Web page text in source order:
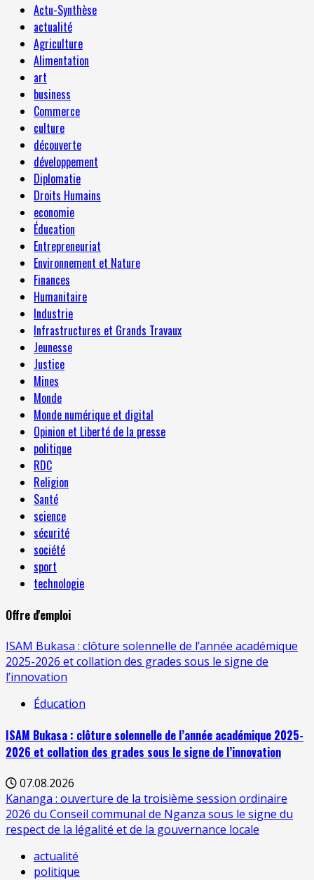
Actu-Synthèse
actualité
Agriculture
Alimentation
art
business
Commerce
culture
découverte
développement
Diplomatie
Droits Humains
economie
Éducation
Entrepreneuriat
Environnement et Nature
Finances
Humanitaire
Industrie
Infrastructures et Grands Travaux
Jeunesse
Justice
Mines
Monde
Monde numérique et digital
Opinion et Liberté de la presse
politique
RDC
Religion
Santé
science
sécurité
société
sport
technologie
Offre d'emploi
ISAM Bukasa : clôture solennelle de l’année académique
2025-2026 et collation des grades sous le signe de
l’innovation
Éducation
ISAM Bukasa : clôture solennelle de l’année académique 2025-
2026 et collation des grades sous le signe de l’innovation
07.08.2026
Kananga : ouverture de la troisième session ordinaire
2026 du Conseil communal de Nganza sous le signe du
respect de la légalité et de la gouvernance locale
actualité
politique